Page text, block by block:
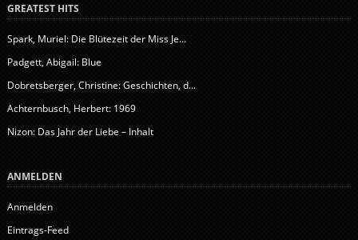
GREATEST HITS
Spark, Muriel: Die Blütezeit der Miss Je...
Padgett, Abigail: Blue
Dobretsberger, Christine: Geschichten, d...
Achternbusch, Herbert: 1969
Nizon: Das Jahr der Liebe – Inhalt
ANMELDEN
Anmelden
Eintrags-Feed